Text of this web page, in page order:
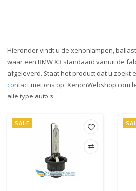
Hieronder vindt u de xenonlampen,
waar een BMW X3 standaard vanuit de
afgeleverd. Staat het product dat u zoekt
contactmet ons op. XenonWebshop.com
alle type auto's
SALE